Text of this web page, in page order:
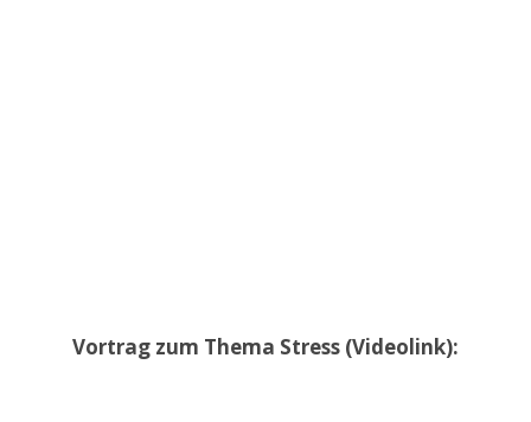
Vortrag zum Thema Stress (Videolink):